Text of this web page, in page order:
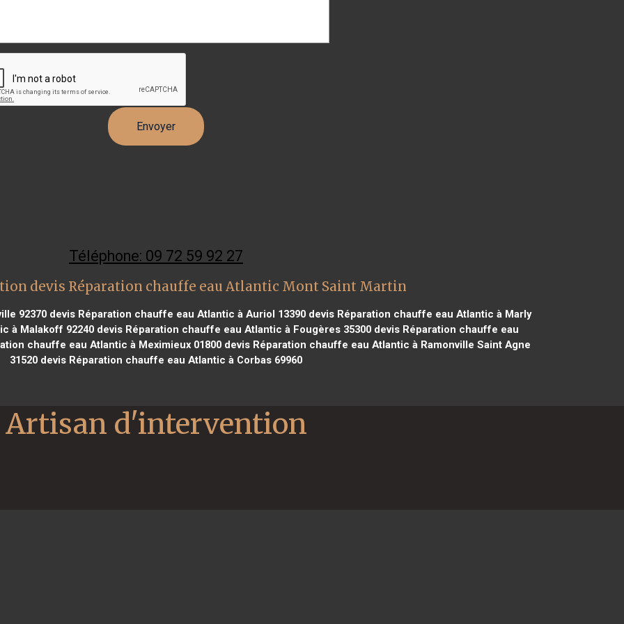
Téléphone: 09 72 59 92 27
devis Réparation chauffe eau Atlantic Mont Saint Martin
92370devis Réparation chauffe eau Atlantic à Auriol 13390devis Réparation chauffe eau Atlantic à Marly
à Malakoff 92240 devis Réparation chauffe eau Atlantic à Fougères 35300 devis Réparation chauffe eau
chauffe eau Atlantic à Meximieux 01800devis Réparation chauffe eau Atlantic à Ramonville Saint Agne
31520 devis Réparation chauffe eau Atlantic à Corbas 69960
Artisan d'intervention